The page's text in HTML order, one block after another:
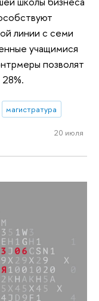
линии с семи
учащимися
позволят
магистратура
20 июля